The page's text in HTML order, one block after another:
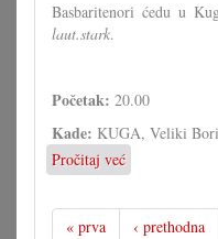
Basbaritenori ćedu u
laut.stark.
Početak: 20.00
Kade: KUGA, Veliki
Pročitaj već
Basbaritenori
u
Kugi:
« prva ‹ prethodna